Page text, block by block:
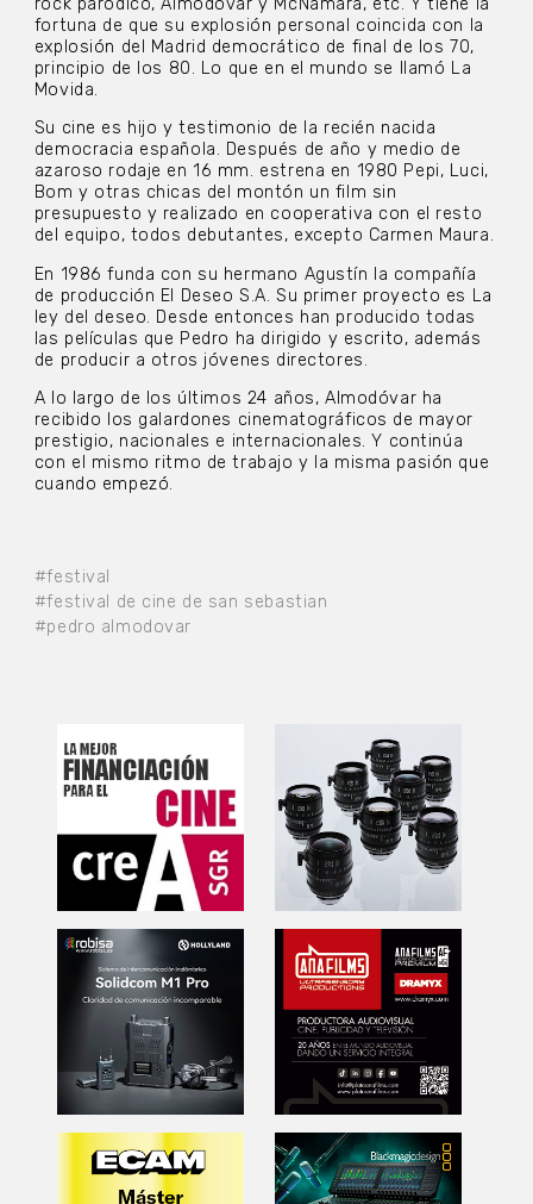
#festival
#festival de cine de san sebastian
#pedro almodovar
fortuna de que su explosión personal coincida con la
explosión del Madrid democrático de final de los 70,
principio de los 80. Lo que en el mundo se llamó La
Movida.
Su cine es hijo y testimonio de la recién nacida
democracia española. Después de año y medio de
azaroso rodaje en 16 mm. estrena en 1980 Pepi, Luci,
Bom y otras chicas del montón un film sin
presupuesto y realizado en cooperativa con el resto
del equipo, todos debutantes, excepto Carmen Maura.
En 1986 funda con su hermano Agustín la compañía
de producción El Deseo S.A. Su primer proyecto es La
ley del deseo. Desde entonces han producido todas
las películas que Pedro ha dirigido y escrito, además
de producir a otros jóvenes directores.
A lo largo de los últimos 24 años, Almodóvar ha
recibido los galardones cinematográficos de mayor
prestigio, nacionales e internacionales. Y continúa
con el mismo ritmo de trabajo y la misma pasión que
cuando empezó.